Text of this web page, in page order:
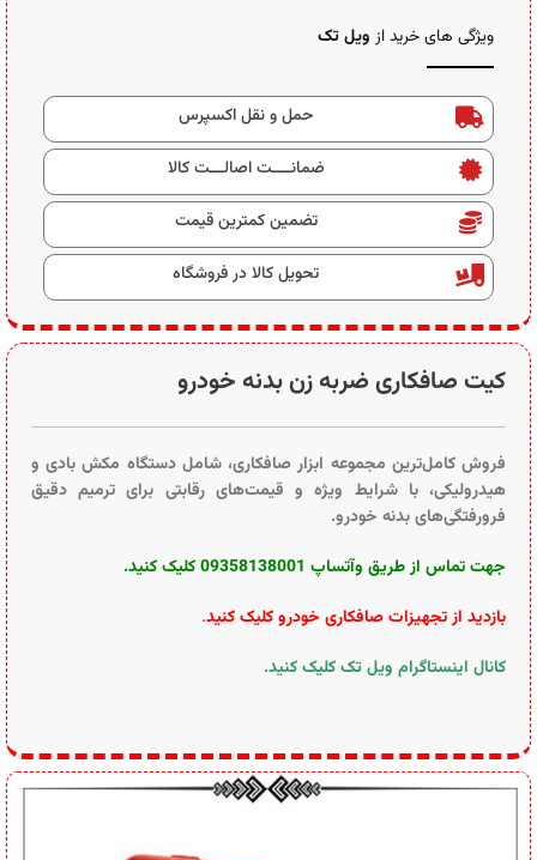
کیت صافکاری ضربه زن بدنه خودرو
فروش کامل‌ترین مجموعه ابزار صافکاری، شامل دستگاه مکش بادی و
هیدرولیکی، با شرایط ویژه و قیمت‌های رقابتی برای ترمیم دقیق
فرورفتگی‌های بدنه خودرو.
جهت تماس از طریق وآتساپ 09358138001 کلیک کنید.
بازدید از تجهیزات صافکاری خودرو کلیک کنید.
کانال اینستاگرام ویل تک کلیک کنید.
ویژگی های خرید از ویل تک
حمل و نقل اکسپرس
ضمانــــت اصالـــت کالا
تضمین کمترین قیمت
تحویل کالا در فروشگاه